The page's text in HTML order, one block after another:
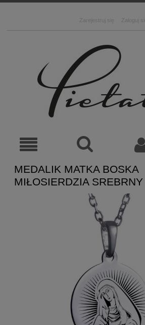
Zarejestruj się Zaloguj się
MEDALIK MATKA BOSKA
MIŁOSIERDZIA SREBRNY